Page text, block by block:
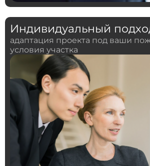
Индивидуальный
адаптация проекта под ваши
условия участка